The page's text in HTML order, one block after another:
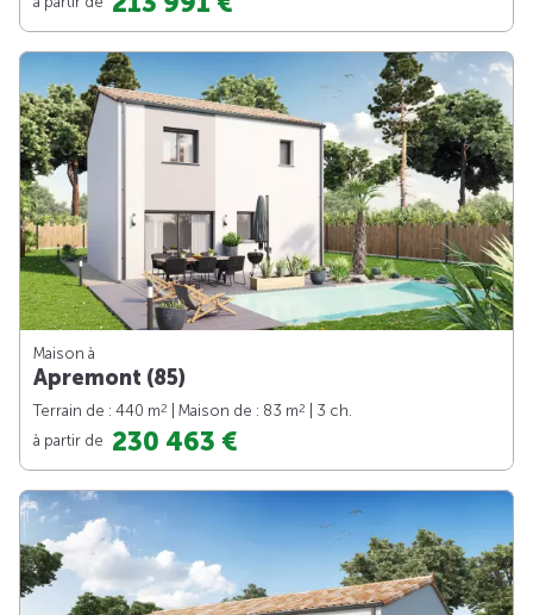
Maison à
Apremont (85)
Terrain de : 440 m2 | Maison de : 83 m2
| 3 ch.
à partir de 230 463 €